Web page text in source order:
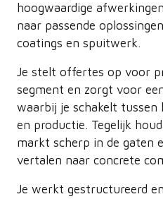
hoogwaardige
naar passende
coatings en spuitwerk.
Je stelt offertes op voor
segment en zorgt voor
waarbij je schakelt
en productie. Tegelijk
markt scherp in de gaten
vertalen naar concrete
Je werkt gestructureerd